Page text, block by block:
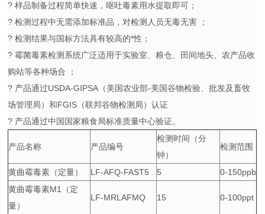
? 样品制备过程简单快速，呕吐毒素用水提取即可；
? 检测过程中无需添加标准品，对检测人员无毒无害 ；
? 检测结果与国标方法具有较高的*性；
? 霉菌毒素检测系统广泛适用于实验室、粮仓、田间地头、农产品收
购站等各种场合 ；
? 产品通过USDA-GIPSA（美国农业部-美国谷物检验、批发及畜牧
场管理局）和FGIS（联邦谷物检测局）认证
? 产品通过中国国家粮食局标准质量中心验证。
产品名称 产品编号
检测时间（分
钟）
检测范围
黄曲霉毒素（定量） LF-AFQ-FAST5 5
0-150ppb
黄曲霉毒素M1（定
量）
LF-MRLAFMQ 15 0-100ppt